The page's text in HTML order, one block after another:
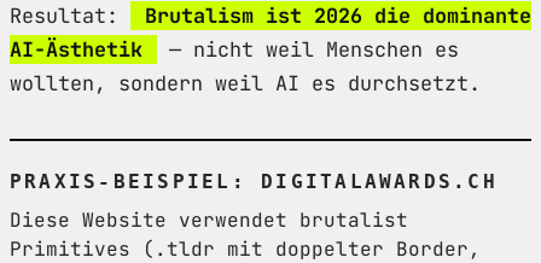
Resultat:
Brutalism ist 2026 die dominante
AI-Ästhetik
— nicht weil Menschen es
wollten, sondern weil AI es durchsetzt.
PRAXIS-BEISPIEL: DIGITALAWARDS.CH
Diese Website verwendet brutalist
Primitives (.tldr mit doppelter Border,